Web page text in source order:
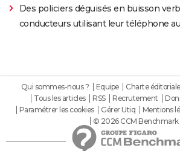
Des policiers déguisés en buisson
conducteurs utilisant leur téléphone
Qui sommes-nous ? Equipe Charte éditoriale
Tous les articles
RSS Recrutement
Paramétrer les cookies
Gérer Utiq Mentions
© 2026 CCM Benchmark